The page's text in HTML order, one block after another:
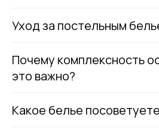
Уход за постельным
Почему комплексность
это важно?
Какое белье